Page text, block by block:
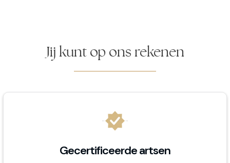
Jij kunt op ons rekenen
Gecertificeerde artsen